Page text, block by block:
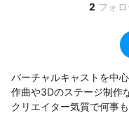
2 フォ
バーチャルキャストを中
作曲や3Dのステージ制作
クリエイター気質で何事